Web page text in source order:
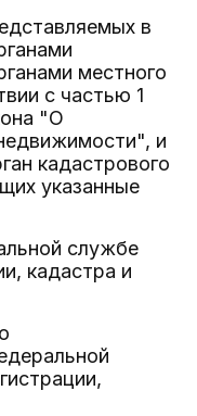
в
местного
с частью 1
"О
и
кадастрового
указанные
службе
кадастра и